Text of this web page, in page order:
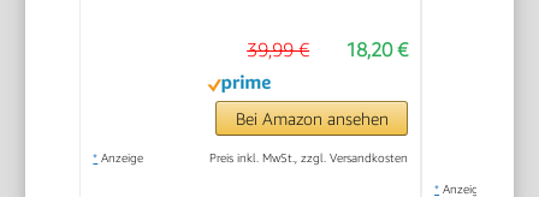
18,20 €
39,99 €
Bei Amazon ansehen
* Anzeige Preis inkl. MwSt., zzgl. Versandkosten
* Anzeige